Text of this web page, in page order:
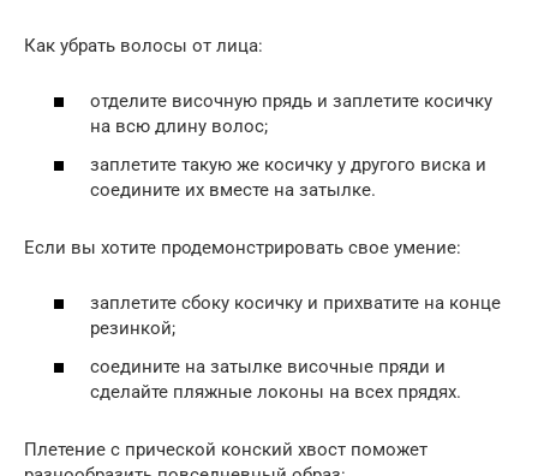
Как убрать волосы от лица:
отделите височную прядь и заплетите косичку
на всю длину волос;
заплетите такую же косичку у другого виска и
соедините их вместе на затылке.
Если вы хотите продемонстрировать свое умение:
заплетите сбоку косичку и прихватите на конце
резинкой;
соедините на затылке височные пряди и
сделайте пляжные локоны на всех прядях.
Плетение с прической конский хвост поможет